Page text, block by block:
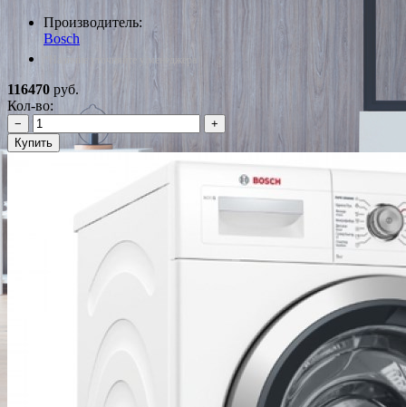
Производитель:
Bosch
*Наличие уточняйте у менеджера
116470 руб.
Кол-во:
−
+
Купить